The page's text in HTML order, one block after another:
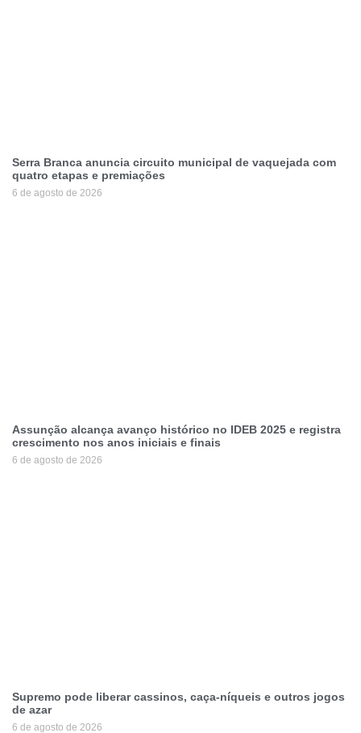
Serra Branca anuncia circuito municipal de vaquejada com
quatro etapas e premiações
6 de agosto de 2026
Assunção alcança avanço histórico no IDEB 2025 e registra
crescimento nos anos iniciais e finais
6 de agosto de 2026
Supremo pode liberar cassinos, caça-níqueis e outros jogos
de azar
6 de agosto de 2026